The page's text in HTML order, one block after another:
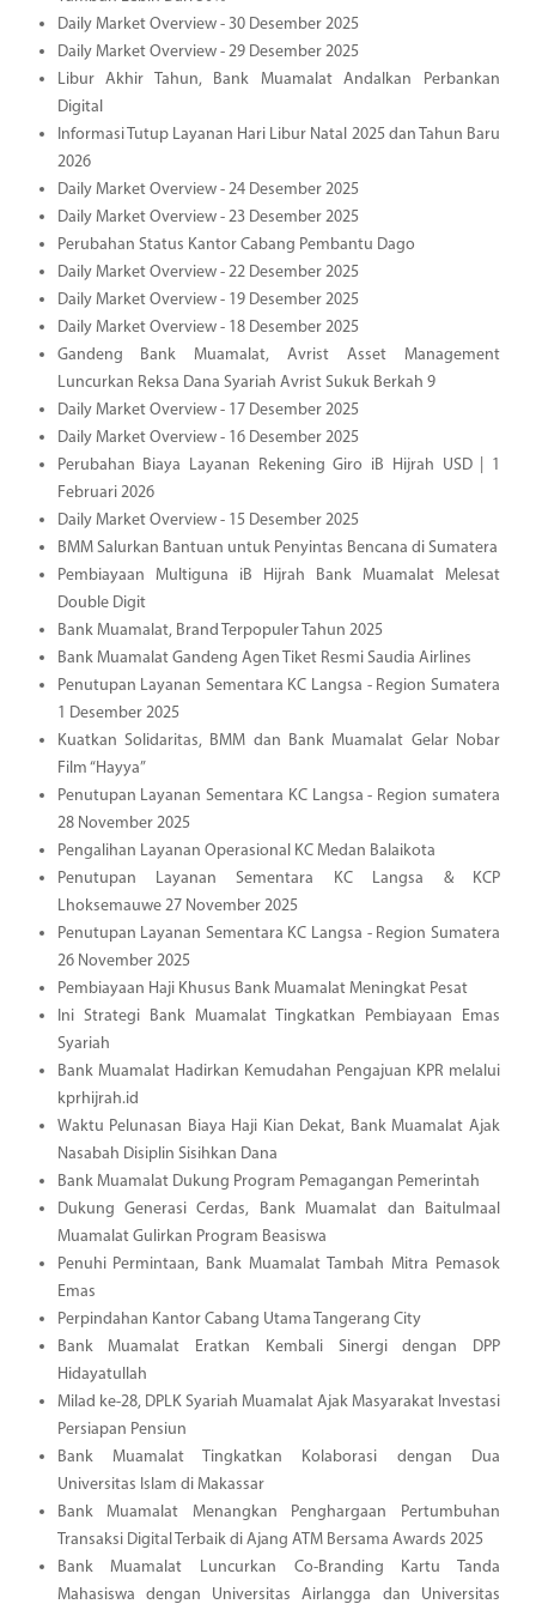
Daily Market Overview - 30 Desember 2025
Daily Market Overview - 29 Desember 2025
Libur Akhir Tahun, Bank Muamalat Andalkan Perbankan
Digital
Informasi Tutup Layanan Hari Libur Natal 2025 dan Tahun Baru
2026
Daily Market Overview - 24 Desember 2025
Daily Market Overview - 23 Desember 2025
Perubahan Status Kantor Cabang Pembantu Dago
Daily Market Overview - 22 Desember 2025
Daily Market Overview - 19 Desember 2025
Daily Market Overview - 18 Desember 2025
Gandeng Bank Muamalat, Avrist Asset Management
Luncurkan Reksa Dana Syariah Avrist Sukuk Berkah 9
Daily Market Overview - 17 Desember 2025
Daily Market Overview - 16 Desember 2025
Perubahan Biaya Layanan Rekening Giro iB Hijrah USD | 1
Februari 2026
Daily Market Overview - 15 Desember 2025
BMM Salurkan Bantuan untuk Penyintas Bencana di Sumatera
Pembiayaan Multiguna iB Hijrah Bank Muamalat Melesat
Double Digit
Bank Muamalat, Brand Terpopuler Tahun 2025
Bank Muamalat Gandeng Agen Tiket Resmi Saudia Airlines
Penutupan Layanan Sementara KC Langsa - Region Sumatera
1 Desember 2025
Kuatkan Solidaritas, BMM dan Bank Muamalat Gelar Nobar
Film “Hayya”
Penutupan Layanan Sementara KC Langsa - Region sumatera
28 November 2025
Pengalihan Layanan Operasional KC Medan Balaikota
Penutupan Layanan Sementara KC Langsa & KCP
Lhoksemauwe 27 November 2025
Penutupan Layanan Sementara KC Langsa - Region Sumatera
26 November 2025
Pembiayaan Haji Khusus Bank Muamalat Meningkat Pesat
Ini Strategi Bank Muamalat Tingkatkan Pembiayaan Emas
Syariah
Bank Muamalat Hadirkan Kemudahan Pengajuan KPR melalui
kprhijrah.id
Waktu Pelunasan Biaya Haji Kian Dekat, Bank Muamalat Ajak
Nasabah Disiplin Sisihkan Dana
Bank Muamalat Dukung Program Pemagangan Pemerintah
Dukung Generasi Cerdas, Bank Muamalat dan Baitulmaal
Muamalat Gulirkan Program Beasiswa
Penuhi Permintaan, Bank Muamalat Tambah Mitra Pemasok
Emas
Perpindahan Kantor Cabang Utama Tangerang City
Bank Muamalat Eratkan Kembali Sinergi dengan DPP
Hidayatullah
Milad ke-28, DPLK Syariah Muamalat Ajak Masyarakat Investasi
Persiapan Pensiun
Bank Muamalat Tingkatkan Kolaborasi dengan Dua
Universitas Islam di Makassar
Bank Muamalat Menangkan Penghargaan Pertumbuhan
Transaksi Digital Terbaik di Ajang ATM Bersama Awards 2025
Bank Muamalat Luncurkan Co-Branding Kartu Tanda
Mahasiswa dengan Universitas Airlangga dan Universitas